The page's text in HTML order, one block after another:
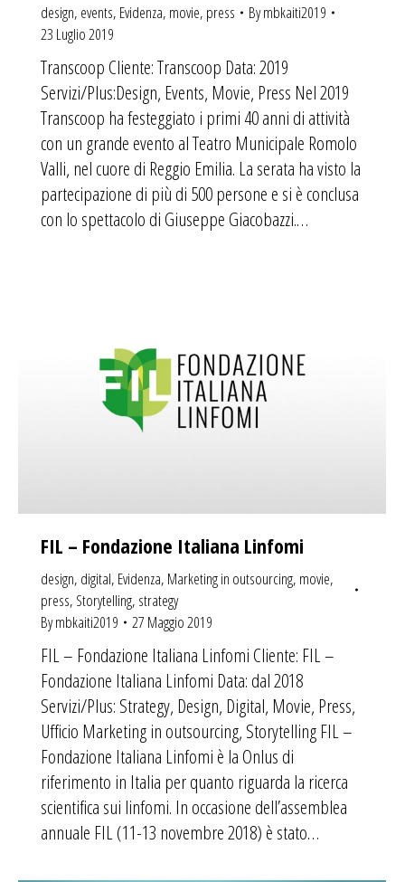
design, events, Evidenza, movie, press Bymbkaiti2019
23 Luglio 2019
Transcoop Cliente: Transcoop Data: 2019
Servizi/Plus:Design, Events, Movie, Press Nel 2019
Transcoop ha festeggiato i primi 40 anni di attività
con un grande evento al Teatro Municipale Romolo
Valli, nel cuore di Reggio Emilia. La serata ha visto la
partecipazione di più di 500 persone e si è conclusa
con lo spettacolo di Giuseppe Giacobazzi.…
FIL – Fondazione Italiana Linfomi
design, digital, Evidenza, Marketing in outsourcing, movie,
press, Storytelling, strategy
Bymbkaiti2019 27 Maggio 2019
FIL – Fondazione Italiana Linfomi Cliente: FIL –
Fondazione Italiana Linfomi Data: dal 2018
Servizi/Plus: Strategy, Design, Digital, Movie, Press,
Ufficio Marketing in outsourcing, Storytelling FIL –
Fondazione Italiana Linfomi è la Onlus di
riferimento in Italia per quanto riguarda la ricerca
scientifica sui linfomi. In occasione dell’assemblea
annuale FIL (11-13 novembre 2018) è stato…